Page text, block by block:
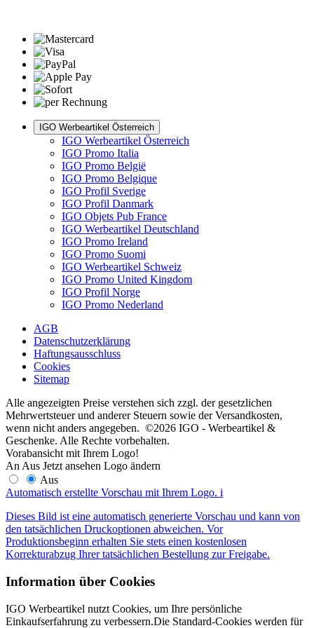
IGO Werbeartikel Österreich
IGO Werbeartikel Österreich
IGO Promo Italia
IGO Promo België
IGO Promo Belgique
IGO Profil Sverige
IGO Profil Danmark
IGO Objets Pub France
IGO Werbeartikel Deutschland
IGO Promo Ireland
IGO Promo Suomi
IGO Werbeartikel Schweiz
IGO Promo United Kingdom
IGO Profil Norge
IGO Promo Nederland
AGB
Datenschutzerklärung
Haftungsausschluss
Cookies
Sitemap
Alle angezeigten Preise verstehen sich zzgl. der gesetzlichen
Mehrwertsteuer und anderer Steuern sowie der Versandkosten,
wenn nicht anders angegeben. ©2026 IGO - Werbeartikel &
Geschenke. Alle Rechte vorbehalten.
Vorabansicht mit Ihrem Logo!
An Aus Jetzt ansehen Logo ändern
Aus
Automatisch erstellte Vorschau mit Ihrem Logo. i
Dieses Bild ist eine automatisch generierte Vorschau und kann von
den tatsächlichen Druckoptionen abweichen. Vor
Produktionsbeginn erhalten Sie stets einen kostenlosen
Korrekturabzug Ihrer tatsächlichen Bestellung zur Freigabe.
Information über Cookies
IGO Werbeartikel nutzt Cookies, um Ihre persönliche
Einkaufserfahrung zu verbessern.Die Standard-Cookies werden für